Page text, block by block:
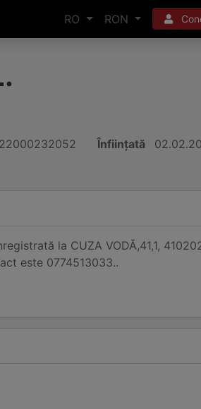
RO RON
Înființată
la CUZA VODĂ,41,1,
este 0774513033..